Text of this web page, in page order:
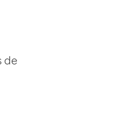
de